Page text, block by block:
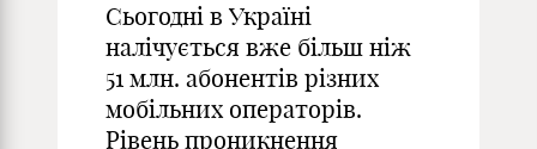
Сьогодні в Україні
налічується вже більш ніж
51 млн. абонентів різних
мобільних операторів.
Рівень проникнення